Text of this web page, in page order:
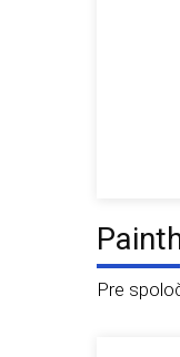
Pre